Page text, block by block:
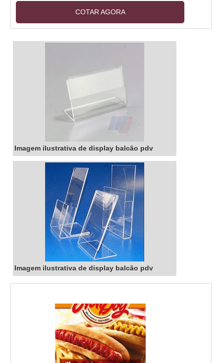
resistente e de alta qualidade, o display balcão
acrílico é ideal para lojas, supermercados,
farmácias e outros estabelecimentos
comerciais. Além de ser prático e de fácil
a impactos e intempéries, garantindo a
segurança dos produtos expostos.
COTAR AGORA
Imagem ilustrativa de display balcão pdv
Imagem ilustrativa de display balcão pdv